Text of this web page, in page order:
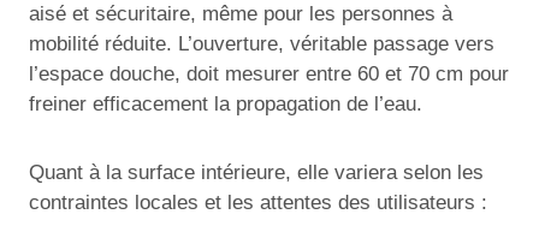
aisé et sécuritaire, même pour les personnes à
mobilité réduite. L’ouverture, véritable passage vers
l’espace douche, doit mesurer entre 60 et 70 cm pour
freiner efficacement la propagation de l’eau.
Quant à la surface intérieure, elle variera selon les
contraintes locales et les attentes des utilisateurs :